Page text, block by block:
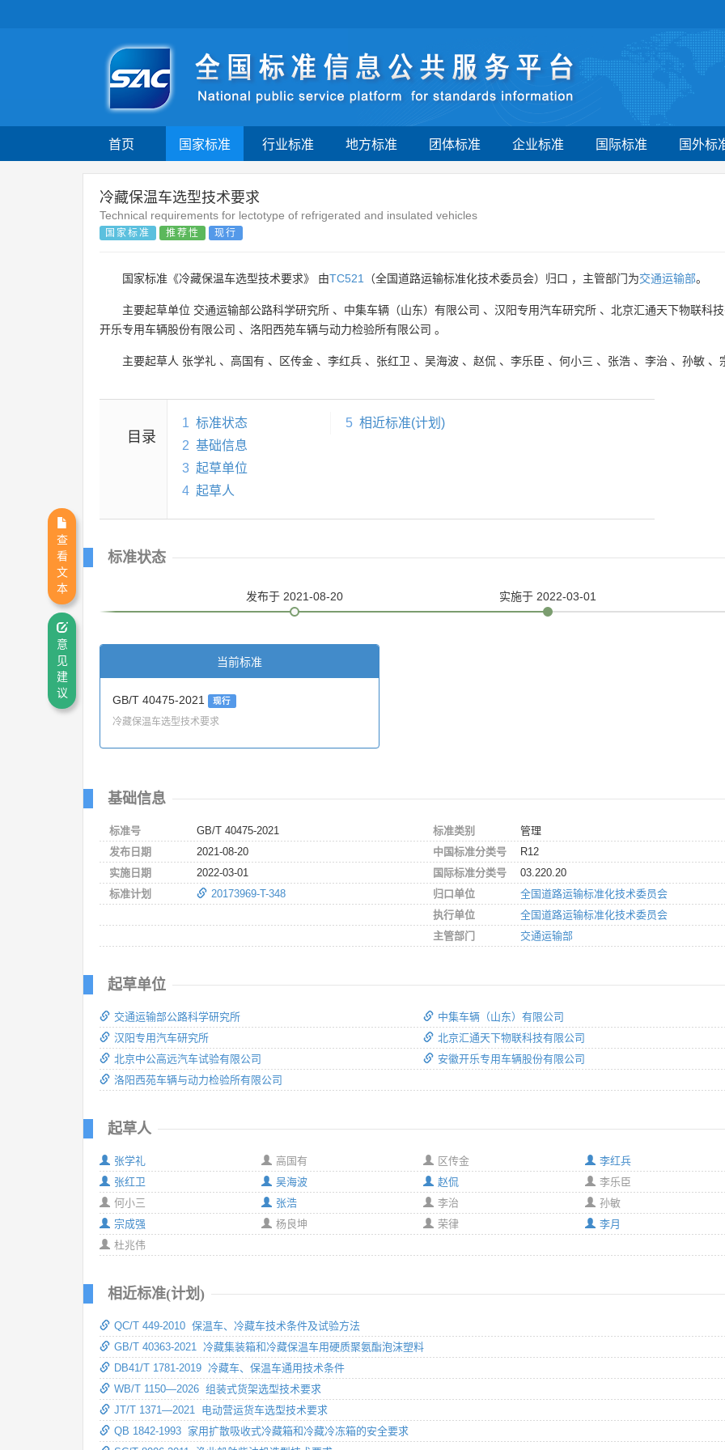
首页 国家标准 行业标准 地方标准 团体标准 企业标准 国际标准 国外标
冷藏保温车选型技术要求
Technical requirements for lectotype of refrigerated and insulated vehicles
国家标准 推荐性 现行
国家标准《冷藏保温车选型技术要求》 由TC521 （全国道路运输标准化技术委员会）归口 ，主管部门为交通运输部。
主要起草单位 交通运输部公路科学研究所 、 中集车辆（山东）有限公司 、 汉阳专用汽车研究所 、 北京汇通天下物联科
开乐专用车辆股份有限公司 、 洛阳西苑车辆与动力检验所有限公司 。
主要起草人 张学礼 、 高国有 、 区传金 、 李红兵 、 张红卫 、 吴海波 、 赵侃 、 李乐臣 、 何小三 、 张浩 、 李治 、 孙敏 、
目录
1 标准状态
2 基础信息
3 起草单位
4 起草人
5 相近标准(计划)
标准状态
发布于 2021-08-20 实施于 2022-03-01
当前标准
GB/T 40475-2021 现行
冷藏保温车选型技术要求
基础信息
标准号
GB/T 40475-2021
发布日期
2021-08-20
实施日期
2022-03-01
标准计划
20173969-T-348
标准类别
管理
中国标准分类号
R12
国际标准分类号
03.220.20
归口单位
全国道路运输标准化技术委员会
执行单位
全国道路运输标准化技术委员会
主管部门
交通运输部
起草单位
交通运输部公路科学研究所
汉阳专用汽车研究所
北京中公高远汽车试验有限公司
洛阳西苑车辆与动力检验所有限公司
中集车辆（山东）有限公司
北京汇通天下物联科技有限公司
安徽开乐专用车辆股份有限公司
起草人
张学礼
高国有
张红卫
吴海波
何小三
张浩
宗成强
杨良坤
杜兆伟
区传金
李红兵
赵侃
李乐臣
李治
孙敏
荣律
李月
相近标准(计划)
QC/T 449-2010 保温车、冷藏车技术条件及试验方法
GB/T 40363-2021 冷藏集装箱和冷藏保温车用硬质聚氨酯泡沫塑料
DB41/T 1781-2019 冷藏车、保温车通用技术条件
WB/T 1150—2026 组装式货架选型技术要求
JT/T 1371—2021 电动营运货车选型技术要求
QB 1842-1993 家用扩散吸收式冷藏箱和冷藏冷冻箱的安全要求
查
看
文
本
意
见
建
议